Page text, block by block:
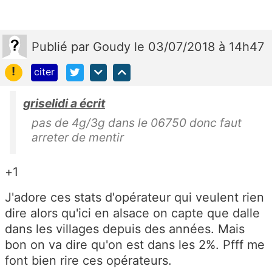
Publié par Goudy le 03/07/2018 à 14h47
!
citer
griselidi a écrit
pas de 4g/3g dans le 06750 donc faut
arreter de mentir
+1
J'adore ces stats d'opérateur qui veulent rien
dire alors qu'ici en alsace on capte que dalle
dans les villages depuis des années. Mais
bon on va dire qu'on est dans les 2%. Pfff me
font bien rire ces opérateurs.